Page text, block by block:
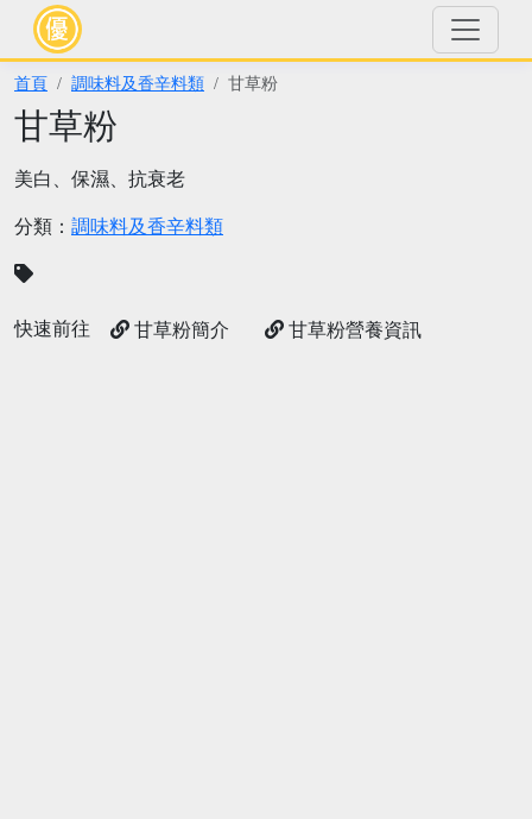
首頁 調味料及香辛料類 甘草粉
甘草粉
美白、保濕、抗衰老
分類： 調味料及香辛料類
快速前往 甘草粉簡介 甘草粉營養資訊